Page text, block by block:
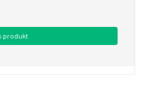
produkt